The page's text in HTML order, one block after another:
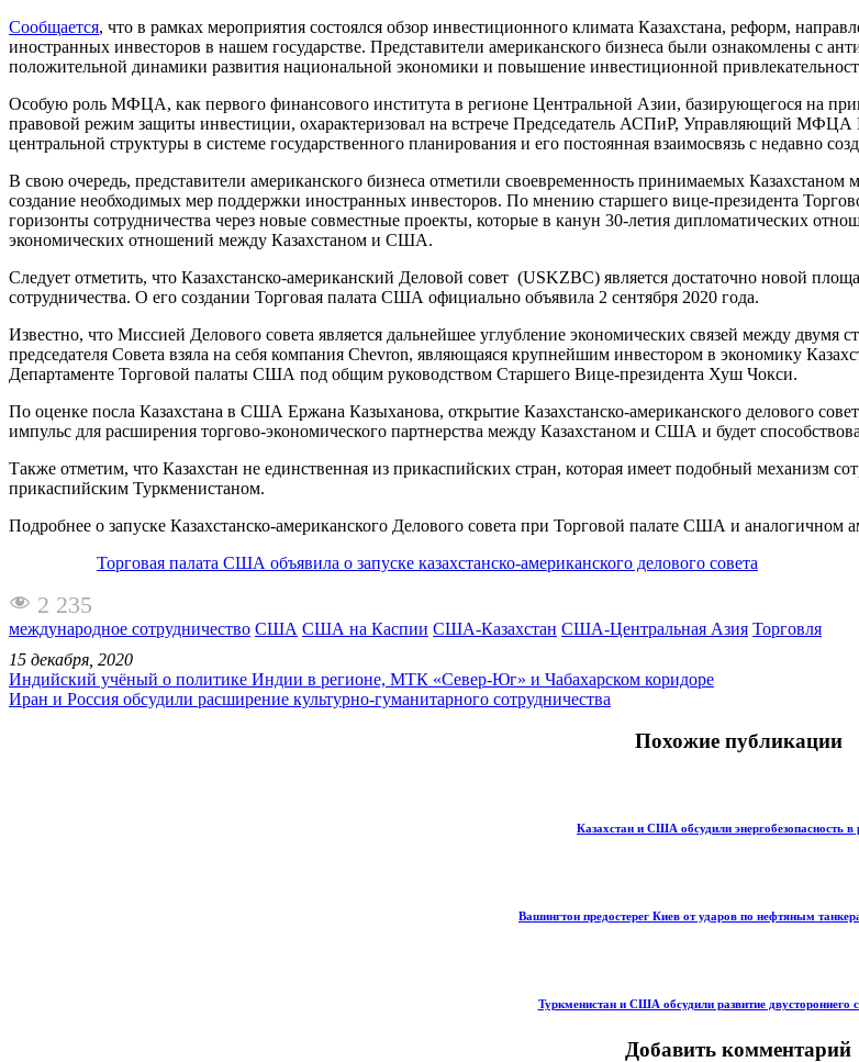
Сообщается, что в рамках мероприятия состоялся обзор инвестиционного климата Казахстана, реформ,
иностранных инвесторов в нашем государстве. Представители американского бизнеса были ознакомлены с
положительной динамики развития национальной экономики и повышение инвестиционной
Особую роль МФЦА, как первого финансового института в регионе Центральной Азии, базирующегося на
правовой режим защиты инвестиции, охарактеризовал на встрече Председатель АСПиР, Управляющий
центральной структуры в системе государственного планирования и его постоянная взаимосвязь с
В свою очередь, представители американского бизнеса отметили своевременность принимаемых Казахстаном
создание необходимых мер поддержки иностранных инвесторов. По мнению старшего вице-президента
горизонты сотрудничества через новые совместные проекты, которые в канун 30-летия дипломатических
экономических отношений между Казахстаном и США.
Следует отметить, что Казахстанско-американский Деловой совет (USKZBC) является достаточно новой
сотрудничества. О его создании Торговая палата США официально объявила 2 сентября 2020 года.
Известно, что Миссией Делового совета является дальнейшее углубление экономических связей между
председателя Совета взяла на себя компания Chevron, являющаяся крупнейшим инвестором в экономику
Департаменте Торговой палаты США под общим руководством Старшего Вице-президента Хуш Чокси.
По оценке посла Казахстана в США Ержана Казыханова, открытие Казахстанско-американского делового
импульс для расширения торгово-экономического партнерства между Казахстаном и США и будет
Также отметим, что Казахстан не единственная из прикаспийских стран, которая имеет подобный
прикаспийским Туркменистаном.
Подробнее о запуске Казахстанско-американского Делового совета при Торговой палате США и
Торговая палата США объявила о запуске казахстанско-американского делового совета
2 235
международное сотрудничество США США на Каспии США-Казахстан США-Центральная Азия Торговля
15 декабря, 2020
Индийский учёный о политике Индии в регионе, МТК «Север-Юг» и Чабахарском коридоре
Иран и Россия обсудили расширение культурно-гуманитарного сотрудничества
Похожие публикации
Казахстан и США обсудили энергобезопасность в
Вашингтон предостерег Киев от ударов по нефтяным
Туркменистан и США обсудили развитие двустороннего
Добавить комментарий